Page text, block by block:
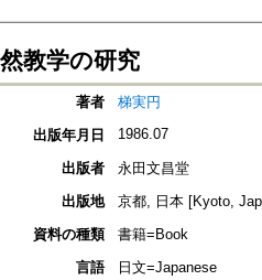
教学の研究
著者
梯実円
出版年月日
1986.07
出版者
永田文昌堂
出版地
京都, 日本 [Kyoto,
資料の種類
書籍=Book
言語
日文=Japanese